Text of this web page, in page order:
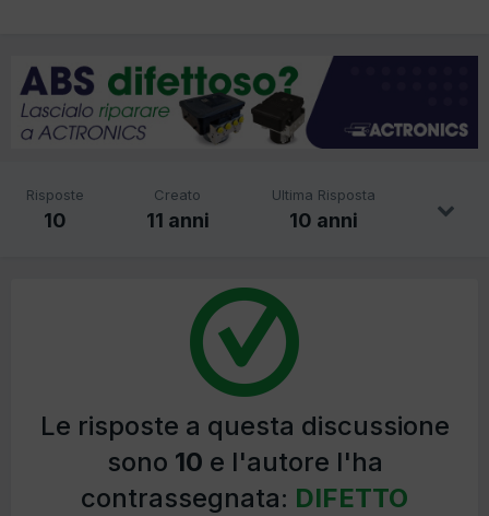
Risposte
10
Creato
11 anni
Ultima Risposta
10 anni
Le risposte a questa discussione
sono 10 e l'autore l'ha
contrassegnata: DIFETTO